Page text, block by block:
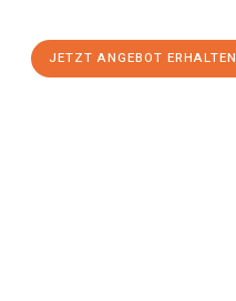
JETZT ANGEBOT ERHALTEN